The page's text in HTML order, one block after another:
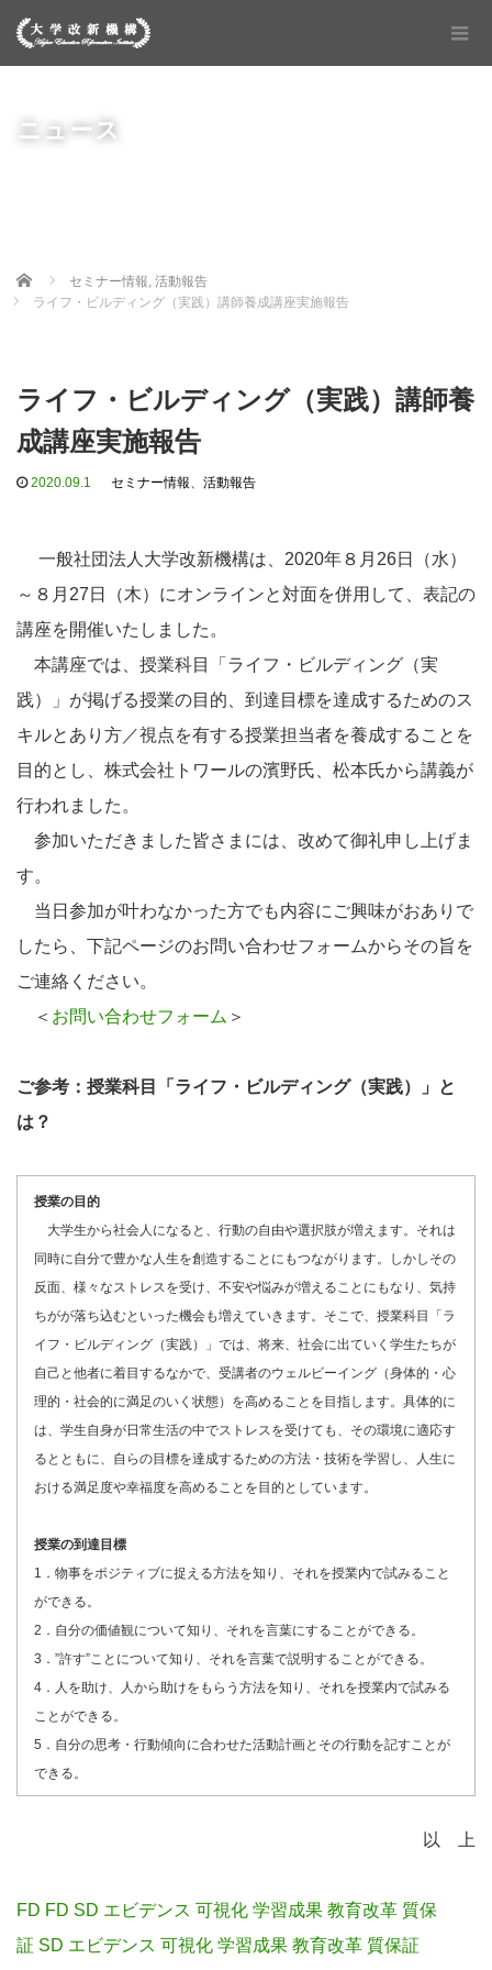
ニュース
Home セミナー情報, 活動報告
ライフ・ビルディング（実践）講師養成講座実施報告
ライフ・ビルディング（実践）講師養
成講座実施報告
2020.09.1 セミナー情報、 活動報告
一般社団法人大学改新機構は、2020年８月26日（水）
～８月27日（木）にオンラインと対面を併用して、表記の
講座を開催いたしました。
本講座では、授業科目「ライフ・ビルディング（実
践）」が掲げる授業の目的、到達目標を達成するためのス
キルとあり方／視点を有する授業担当者を養成することを
目的とし、株式会社トワールの濱野氏、松本氏から講義が
行われました。
参加いただきました皆さまには、改めて御礼申し上げま
す。
当日参加が叶わなかった方でも内容にご興味がおありで
したら、下記ページのお問い合わせフォームからその旨を
ご連絡ください。
＜ お問い合わせフォーム ＞
ご参考：授業科目「ライフ・ビルディング（実践）」と
は？
授業の目的
大学生から社会人になると、行動の自由や選択肢が増えます。それは
同時に自分で豊かな人生を創造することにもつながります。しかしその
反面、様々なストレスを受け、不安や悩みが増えることにもなり、気持
ちがが落ち込むといった機会も増えていきます。そこで、授業科目「ラ
イフ・ビルディング（実践）」では、将来、社会に出ていく学生たちが
自己と他者に着目するなかで、受講者のウェルビーイング（身体的・心
理的・社会的に満足のいく状態）を高めることを目指します。具体的に
は、学生自身が日常生活の中でストレスを受けても、その環境に適応す
るとともに、自らの目標を達成するための方法・技術を学習し、人生に
おける満足度や幸福度を高めることを目的としています。
授業の到達目標
1．物事をポジティブに捉える方法を知り、それを授業内で試みること
ができる。
2．自分の価値観について知り、それを言葉にすることができる。
3．”許す”ことについて知り、それを言葉で説明することができる。
4．人を助け、人から助けをもらう方法を知り、それを授業内で試みる
ことができる。
5．自分の思考・行動傾向に合わせた活動計画とその行動を記すことが
できる。
以 上
FD FD SD エビデンス 可視化 学習成果 教育改革 質保
証 SD エビデンス 可視化 学習成果 教育改革 質保証